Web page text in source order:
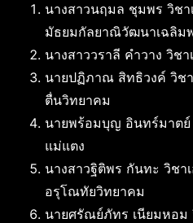
นางสาวนฤมล ชุมพร วิชา
มัธยมกัลยาณิวัฒนาเฉลิม
นางสาววราลี คำวาง วิช
นายปฏิภาณ สิทธิวงค์ วิช
ตื่นวิทยาคม
นายพร้อมบุญ อินทร์มาตย์
แม่แตง
นางสาวฐิติพร กันทะ วิชา
อรุโณทัยวิทยาคม
นายศรัณย์ภัทร เนียมหอม